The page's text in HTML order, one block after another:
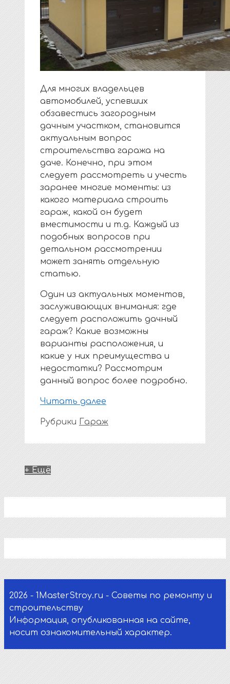
Для многих владельцев
автомобилей, успевших
обзавестись загородным
дачным участком, становится
актуальным вопрос
строительства гаража на
даче. Конечно, при этом
следует рассмотреть и учесть
заранее многие моменты: из
какого материала строить
гараж, какой он будет
вместимости и т.д. Каждый из
подобных вопросов при
детальном рассмотрении
может занять отдельную
статью.
Один из актуальных моментов,
заслуживающих внимания: где
следует расположить дачный
гараж? Какие возможны
варианты расположения, и
какие у них преимущества и
недостатки? Рассмотрим
данный вопрос более подробно.
Читать далее
Рубрики Гараж
+ Ещё
2026 - 1MasterStroy.ru - Советы по ремонту и
строительству
Информация, опубликованная на сайте,
носит ознакомительный характер.